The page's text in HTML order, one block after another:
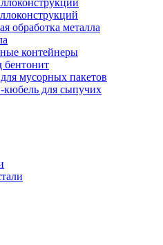
обработка металла
контейнеры
бентонит
мусорных пакетов
кюбель для сыпучих